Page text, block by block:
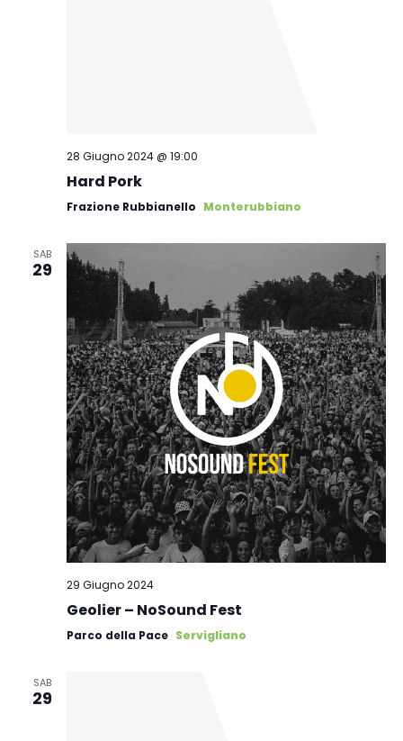
28 Giugno 2024 @ 19:00
Hard Pork
Frazione Rubbianello Monterubbiano
SAB
29
29 Giugno 2024
Geolier – NoSound Fest
Parco della Pace Servigliano
SAB
29